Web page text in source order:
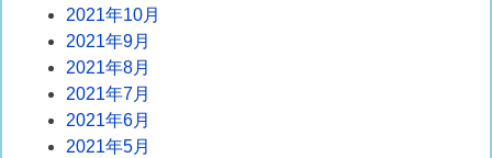
2021年10月
2021年9月
2021年8月
2021年7月
2021年6月
2021年5月